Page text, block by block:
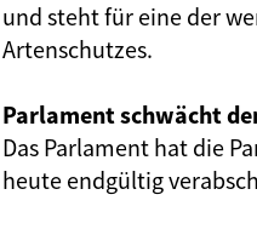
und steht für eine der
Artenschutzes.
Parlament schwächt
Das Parlament hat die
heute endgültig